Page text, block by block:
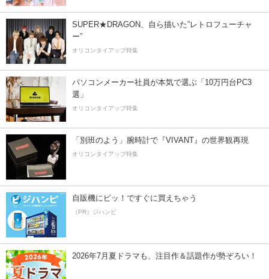
SUPER★DRAGON、自ら描いた”レトロフューチャ
ー”
オリコンタイアップ特集
パソコンメーカー社員が本気で選ぶ「10万円台PC3
選」
オリコンタイアップ特集
「別班のよう」腕時計で『VIVANT』の世界観再現
オリコンタイアップ特集
自販機にピッ！ですぐに買えちゃう
（PR）ジハンピ
2026年7月夏ドラマも、注目作＆話題作が勢ぞろい！